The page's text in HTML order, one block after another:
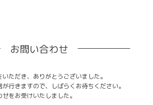
お問い合わせ
ただき、ありがとうございました。
行きますので、しばらくお待ちください。
をお受けいたしました。